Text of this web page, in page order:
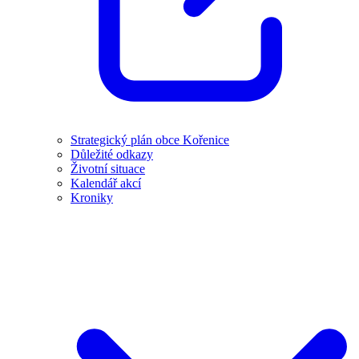
Strategický plán obce Kořenice
Důležité odkazy
Životní situace
Kalendář akcí
Kroniky